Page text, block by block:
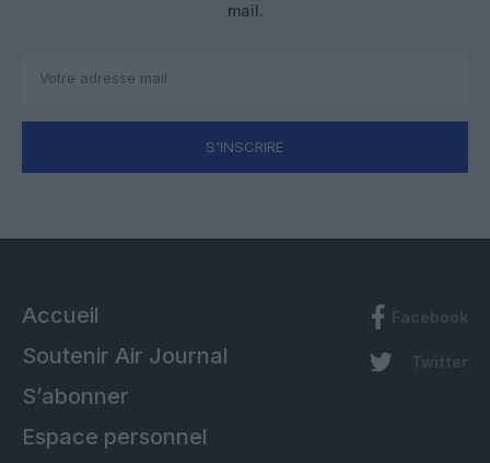
mail.
S'INSCRIRE
Accueil
Soutenir Air Journal
S’abonner
Espace personnel